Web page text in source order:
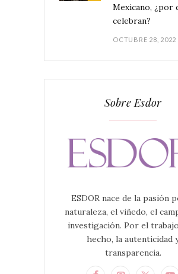
Mexicano, ¿por
celebran?
OCTUBRE 28, 2022
Sobre Esdor
ESDOR nace de la pasión
naturaleza, el viñedo, el
investigación. Por el
hecho, la autenticidad
transparencia.